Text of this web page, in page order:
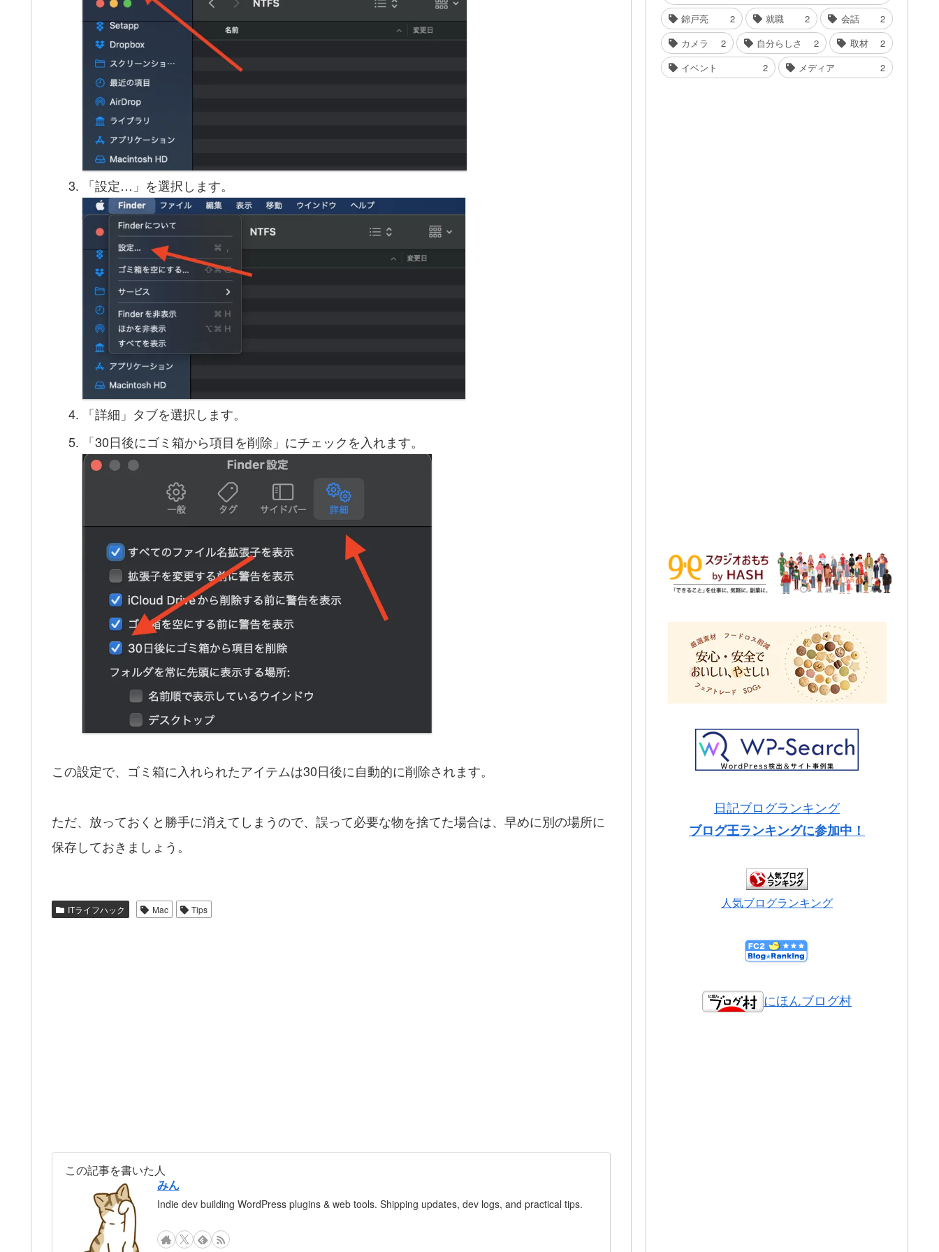
「設定…」を選択します。
「詳細」タブを選択します。
「30日後にゴミ箱から項目を削除」にチェックを入れます。
この設定で、ゴミ箱に入れられたアイテムは30日後に自動的に削除されます。
ただ、放っておくと勝手に消えてしまうので、誤って必要な物を捨てた場合は、早めに別の場所に
保存しておきましょう。
ITライフハック Mac Tips
この記事を書いた人
みん
Indie dev building WordPress plugins & web tools. Shipping updates, dev logs, and practical tips.
錦戸亮
2 就職 2 会話
2
カメラ
2 自分らしさ 2 取材
2
イベント
2 メディア 2
日記ブログランキング
ブログ王ランキングに参加中！
人気ブログランキング
にほんブログ村